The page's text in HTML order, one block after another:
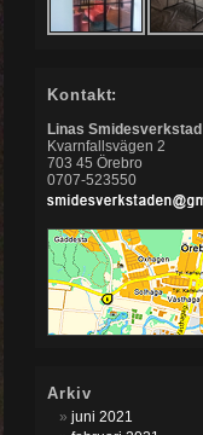
Kontakt:
Linas Smidesverkstad
Kvarnfallsvägen 2
703 45 Örebro
0707-523550
Arkiv
juni 2021